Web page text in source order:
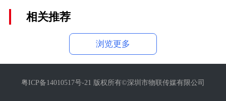
相关推荐
浏览更多
粤ICP备14010517号-21 版权所有©深圳市物联传媒有限公司